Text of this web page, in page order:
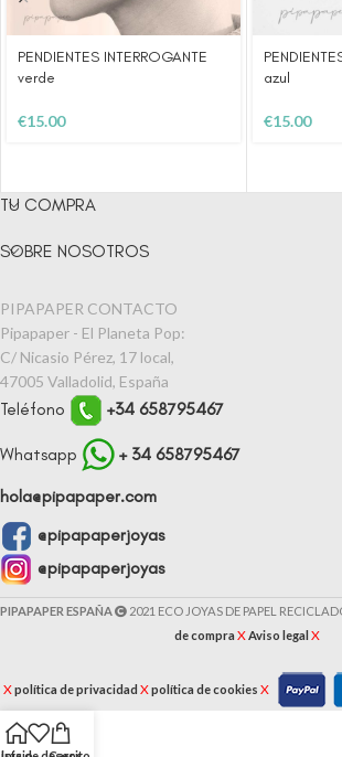
PENDIENTES INTERROGANTE
verde
€15.00
azul
€15.00
TU COMPRA
SOBRE NOSOTROS
PIPAPAPER CONTACTO
Pipapaper - El Planeta Pop:
C/ Nicasio Pérez, 17 local,
47005 Valladolid, España
Teléfono +34 658795467
Whatsapp + 34 658795467
hola@pipapaper.com
@pipapaperjoyas
@pipapaperjoyas
PIPAPAPER ESPAÑA 2021 ECO JOYAS DE PAPEL
de compraXAviso legal X
Xpolítica de privacidad Xpolítica de cookies X